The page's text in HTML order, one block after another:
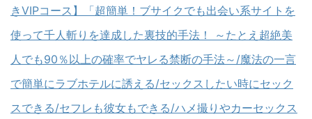
きVIPコース】「超簡単！ブサイクでも出会い系サイトを
使って千人斬りを達成した裏技的手法！ ～たとえ超絶美
人でも90％以上の確率でヤレる禁断の手法～/魔法の一言
で簡単にラブホテルに誘える/セックスしたい時にセック
スできる/セフレも彼女もできる/ハメ撮りやカーセックス